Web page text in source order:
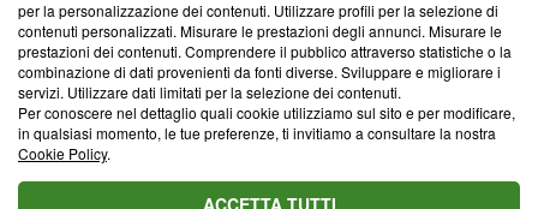
Informativa Privacy
Cookie Policy
Blasting SA, IDI CHE-247.845.224, Via Carlo Frasca, 3 - 6900
Lugano (Svizzera) Tel:+39 0690258937
© 2026 Blasting News
per la personalizzazione dei contenuti. Utilizzare profili per la selezione di
contenuti personalizzati. Misurare le prestazioni degli annunci. Misurare le
prestazioni dei contenuti. Comprendere il pubblico attraverso statistiche o la
combinazione di dati provenienti da fonti diverse. Sviluppare e migliorare i
servizi. Utilizzare dati limitati per la selezione dei contenuti.
Per conoscere nel dettaglio quali cookie utilizziamo sul sito e per modificare,
in qualsiasi momento, le tue preferenze, ti invitiamo a consultare la nostra
Cookie Policy.
ACCETTA TUTTI